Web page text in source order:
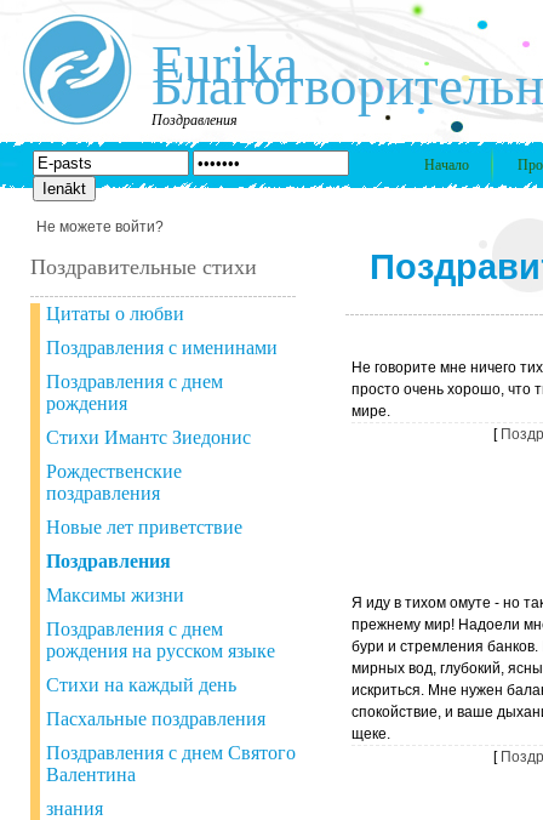
Eurika
Поздравления
Начало
Не можете войти?
Поздравительные стихи
Цитаты о любви
Поздравления с именинами
Поздравления с днем
рождения
Стихи Имантс Зиедонис
Рождественские
поздравления
Новые лет приветствие
Поздравления
Максимы жизни
Поздравления с днем ​​
рождения на русском языке
Стихи на каждый день
Пасхальные поздравления
Поздравления с днем Святого
Валентина
знания
Не говорите мне ничего
просто очень хорошо, что
мире.
[
Я иду в тихом омуте - но
прежнему мир! Надоели
бури и стремления
мирных вод, глубокий,
искриться. Мне нужен
спокойствие, и ваше
щеке.
[